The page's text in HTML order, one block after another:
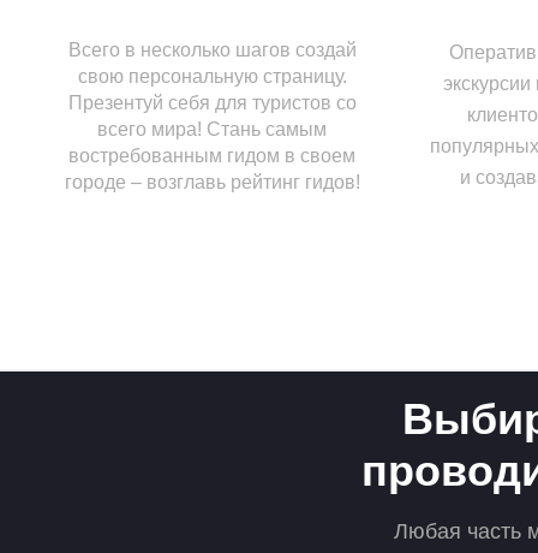
Всего в несколько шагов создай
свою персональную страницу.
Презентуй себя для туристов со
всего мира! Стань самым
востребованным гидом в своем
городе – возглавь рейтинг гидов!
и
Любая часть